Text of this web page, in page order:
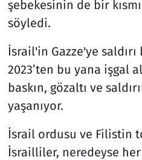
şebekesinin de bir
söyledi.
İsrail'in Gazze'ye saldırı
2023’ten bu yana işgal
baskın, gözaltı ve
yaşanıyor.
İsrail ordusu ve Filistin
İsrailliler, neredeyse her